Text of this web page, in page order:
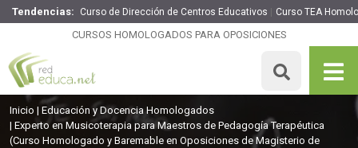
Tendencias: Curso de Dirección de Centros Educativos Curso TEA
CURSOS HOMOLOGADOS PARA OPOSICIONES
Experto en Musicoterapia para Maestros de Pedagogía
Terapéutica
225 H
Inicio
Educación y Docencia Homologados
Experto en Musicoterapia para Maestros de Pedagogía Terapéutica
(Curso Homologado y Baremable en Oposiciones de Magisterio de